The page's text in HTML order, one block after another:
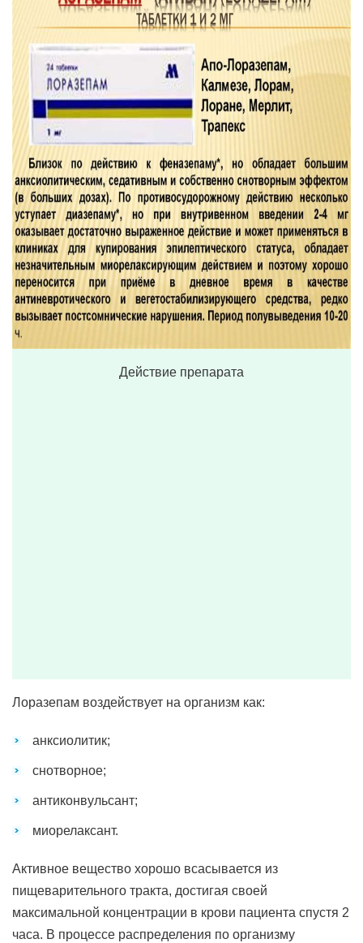
Действие препарата
Лоразепам воздействует на организм как:
анксиолитик;
снотворное;
антиконвульсант;
миорелаксант.
Активное вещество хорошо всасывается из
пищеварительного тракта, достигая своей
максимальной концентрации в крови пациента спустя 2
часа. В процессе распределения по организму